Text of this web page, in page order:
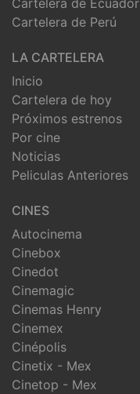
Cartelera de Ecuador
Cartelera de Perú
LA CARTELERA
Inicio
Cartelera de hoy
Próximos estrenos
Por cine
Noticias
Peliculas Anteriores
CINES
Autocinema
Cinebox
Cinedot
Cinemagic
Cinemas Henry
Cinemex
Cinépolis
Cinetix - Mex
Cinetop - Mex